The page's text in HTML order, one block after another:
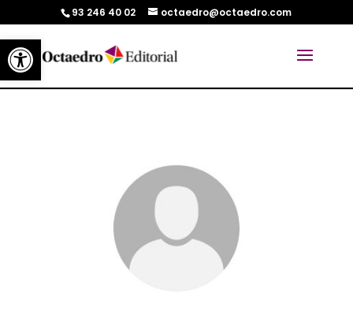
Abrir barra de herramientas
93 246 40 02 octaedro@octaedro.com